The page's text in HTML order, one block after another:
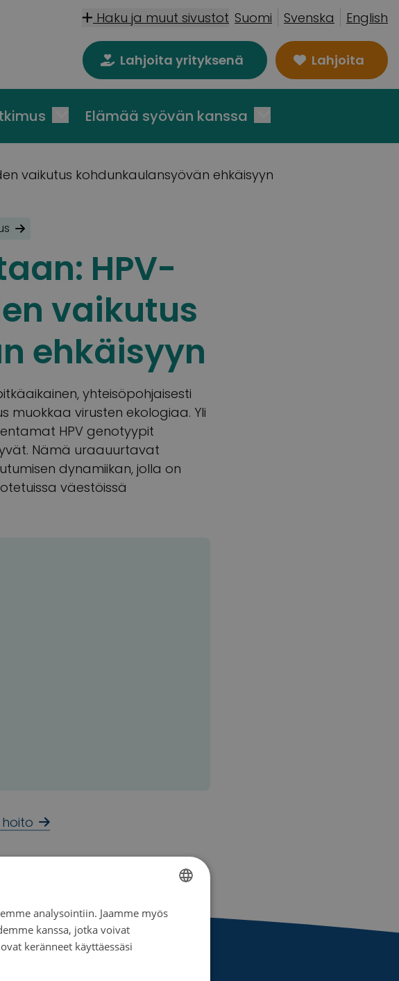
Haku ja muut sivustot Suomi Svenska English
Lahjoita yrityksenä Lahjoita
Elämää syövän kanssa
vaikutus kohdunkaulansyövän ehkäisyyn
HPV-
vaikutus
ehkäisyyn
yhteisöpohjaisesti
muokkaa virusten ekologiaa. Yli
HPV genotyypit
Nämä uraauurtavat
dynamiikan, jolla on
väestöissä
ehkäisyyn
FINNISH
analysointiin. Jaamme myös
kanssa, jotka voivat
keränneet käyttäessäsi